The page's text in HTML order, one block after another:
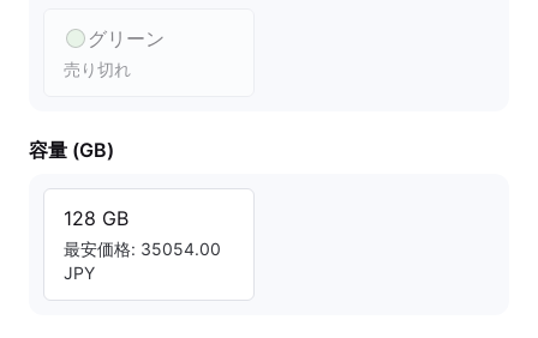
グリーン
売り切れ
容量 (GB)
128 GB
最安価格: 35054.00
JPY